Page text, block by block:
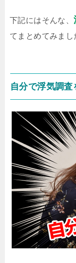
下記にはそんな、
てまとめてみまし
自分で浮気調査